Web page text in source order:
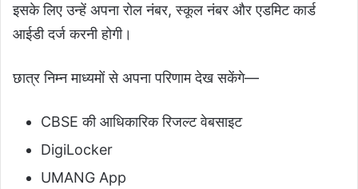
इसके लिए उन्हें अपना रोल नंबर, स्कूल नंबर और एडमिट कार्ड
आईडी दर्ज करनी होगी।
छात्र निम्न माध्यमों से अपना परिणाम देख सकेंगे—
CBSE की आधिकारिक रिजल्ट वेबसाइट
DigiLocker
UMANG App